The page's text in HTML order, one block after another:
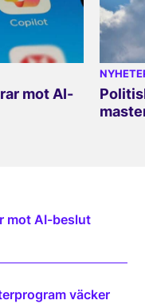
mot AI-
mot AI-beslut
väcker